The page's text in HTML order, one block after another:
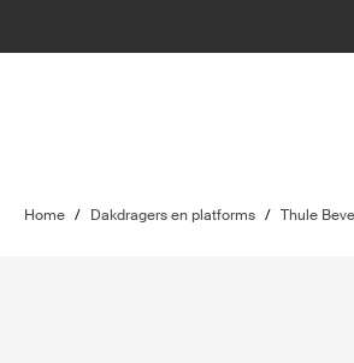
Home / Dakdragers en platforms / Thule